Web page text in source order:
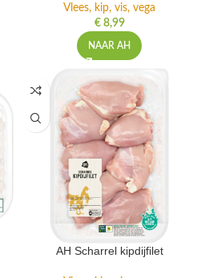
Vlees, kip, vis, vega
€8,99
NAAR AH
AH Scharrel kipdijfilet